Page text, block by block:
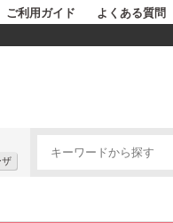
ご利用ガイド よくある質問
ザ